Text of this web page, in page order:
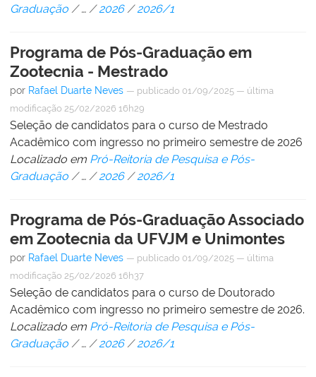
Graduação /… /2026 /2026/1
Programa de Pós-Graduação em
Zootecnia - Mestrado
por Rafael Duarte Neves — publicado 01/09/2025 — última
modificação 25/02/2026 16h29
Seleção de candidatos para o curso de Mestrado
Acadêmico com ingresso no primeiro semestre de 2026
Localizado em Pró-Reitoria de Pesquisa e Pós-
Graduação /… /2026 /2026/1
Programa de Pós-Graduação Associado
em Zootecnia da UFVJM e Unimontes
por Rafael Duarte Neves — publicado 01/09/2025 — última
modificação 25/02/2026 16h37
Seleção de candidatos para o curso de Doutorado
Acadêmico com ingresso no primeiro semestre de 2026.
Localizado em Pró-Reitoria de Pesquisa e Pós-
Graduação /… /2026 /2026/1